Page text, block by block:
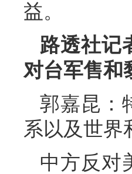
益。
路透社记
对台军售和
郭嘉昆：
系以及世界
中方反对